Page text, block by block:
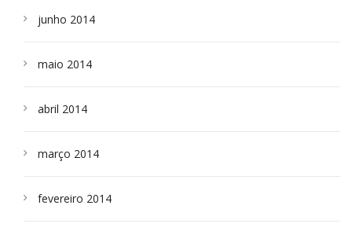
junho 2014
maio 2014
abril 2014
março 2014
fevereiro 2014